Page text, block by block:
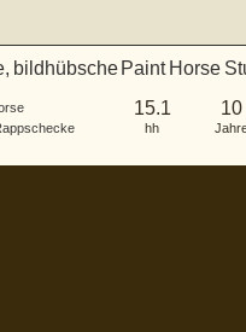
bildhübsche Paint Horse
15.1
hh
10